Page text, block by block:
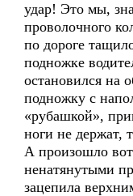
удар! Это мы,
проволочного
по дороге
подножке
остановился на
подножку с
«рубашкой»,
ноги не держат,
А произошло
ненатянутыми
зацепила